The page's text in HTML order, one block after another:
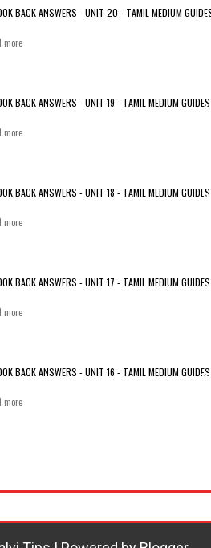
BACK ANSWERS - UNIT 20 - TAMIL MEDIUM
more
BACK ANSWERS - UNIT 19 - TAMIL MEDIUM GUIDES
more
BACK ANSWERS - UNIT 18 - TAMIL MEDIUM GUIDES
more
BACK ANSWERS - UNIT 17 - TAMIL MEDIUM GUIDES
more
BACK ANSWERS - UNIT 16 - TAMIL MEDIUM GUIDES
more